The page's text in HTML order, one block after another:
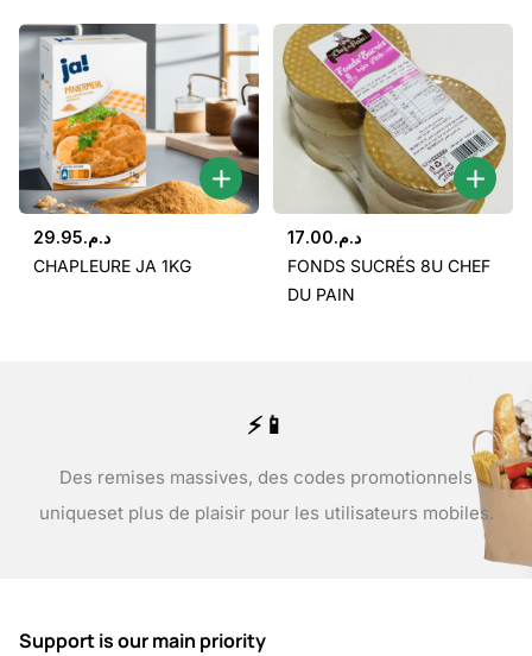
د.م.29.95
CHAPLEURE JA 1KG
د.م.17.00
FONDS SUCRÉS 8U CHEF
DU PAIN
⚡📱
Des remises massives, des codes promotionnels
uniqueset plus de plaisir pour les utilisateurs mobiles.
Support is our main priority